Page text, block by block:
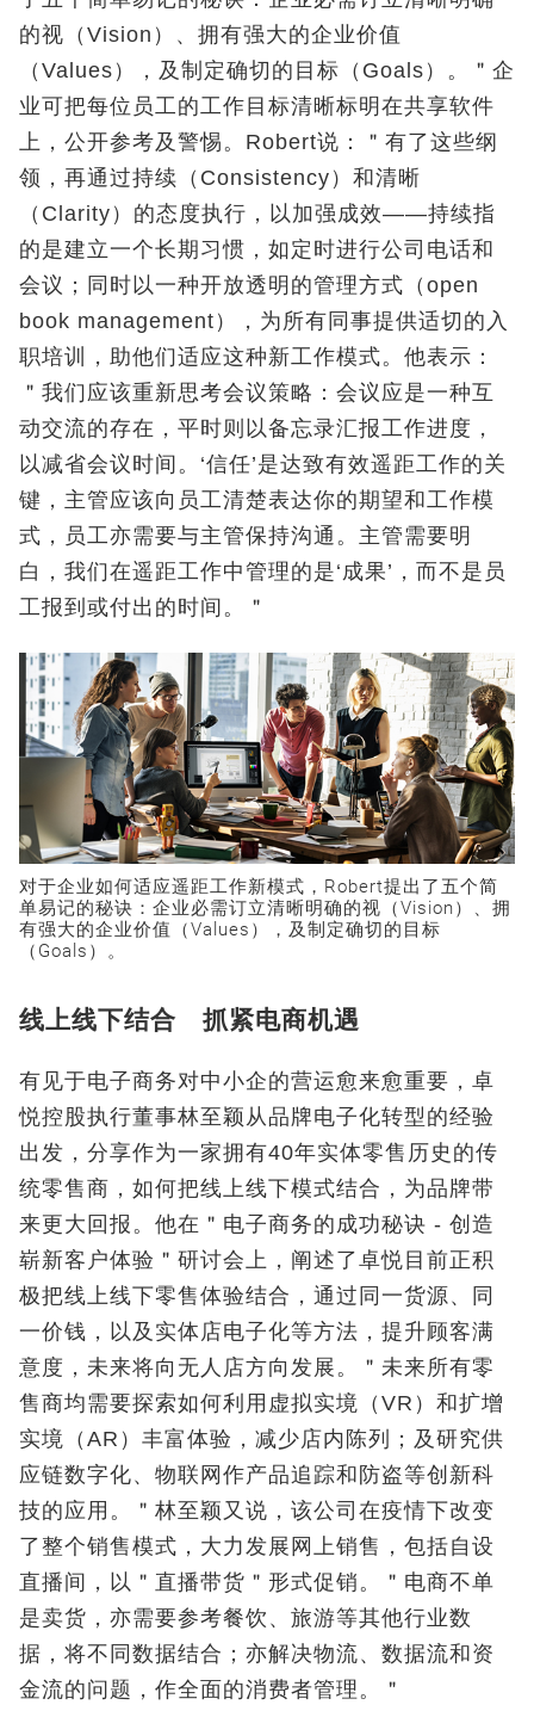
的视（Vision）、拥有强大的企业价值
（Values），及制定确切的目标（Goals）。＂企
业可把每位员工的工作目标清晰标明在共享软件
上，公开参考及警惕。Robert说：＂有了这些纲
领，再通过持续（Consistency）和清晰
（Clarity）的态度执行，以加强成效——持续指
的是建立一个长期习惯，如定时进行公司电话和
会议；同时以一种开放透明的管理方式（open
book management），为所有同事提供适切的入
职培训，助他们适应这种新工作模式。他表示：
＂我们应该重新思考会议策略：会议应是一种互
动交流的存在，平时则以备忘录汇报工作进度，
以减省会议时间。‘信任’是达致有效遥距工作的关
键，主管应该向员工清楚表达你的期望和工作模
式，员工亦需要与主管保持沟通。主管需要明
白，我们在遥距工作中管理的是‘成果’，而不是员
工报到或付出的时间。＂
对于企业如何适应遥距工作新模式，Robert提出了五个简
单易记的秘诀：企业必需订立清晰明确的视（Vision）、拥
有强大的企业价值（Values），及制定确切的目标
（Goals）。
线上线下结合 抓紧电商机遇
有见于电子商务对中小企的营运愈来愈重要，卓
悦控股执行董事林至颖从品牌电子化转型的经验
出发，分享作为一家拥有40年实体零售历史的传
统零售商，如何把线上线下模式结合，为品牌带
来更大回报。他在＂电子商务的成功秘诀 - 创造
崭新客户体验＂研讨会上，阐述了卓悦目前正积
极把线上线下零售体验结合，通过同一货源、同
一价钱，以及实体店电子化等方法，提升顾客满
意度，未来将向无人店方向发展。＂未来所有零
售商均需要探索如何利用虚拟实境（VR）和扩增
实境（AR）丰富体验，减少店内陈列；及研究供
应链数字化、物联网作产品追踪和防盗等创新科
技的应用。＂林至颖又说，该公司在疫情下改变
了整个销售模式，大力发展网上销售，包括自设
直播间，以＂直播带货＂形式促销。＂电商不单
是卖货，亦需要参考餐饮、旅游等其他行业数
据，将不同数据结合；亦解决物流、数据流和资
金流的问题，作全面的消费者管理。＂